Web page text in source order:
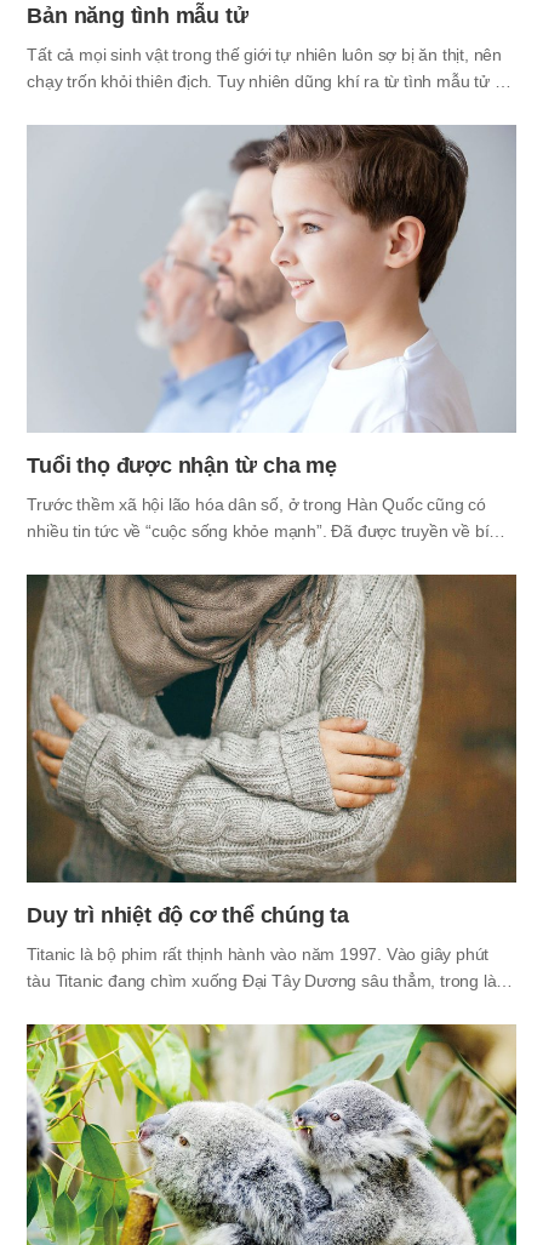
Bản năng tình mẫu tử
Tất cả mọi sinh vật trong thế giới tự nhiên luôn sợ bị ăn thịt, nên
chạy trốn khỏi thiên địch. Tuy nhiên dũng khí ra từ tình mẫu tử đi
hươu cao cổ không chút sợ hãi mà xông tới trước 5 con sư tử bị
bỏ đói, và con sóc đánh liều mạng với con rắn, là để bảo vệ con
nhỏ của chúng. Trong biển có việc cá mập công kích cá heo con,
nên cá heo mẹ đâm chết cá mập. Sự đấu tranh sinh tử của mẹ
để bảo vệ con trong thế giới hoang dã tàn nhẫn thật là tuyệt…
Tuổi thọ được nhận từ cha mẹ
Trước thềm xã hội lão hóa dân số, ở trong Hàn Quốc cũng có
nhiều tin tức về “cuộc sống khỏe mạnh”. Đã được truyền về bí
nên được ghi tên vào sách kỷ lục Guinness, và được giới thiệu
một cách chi tiết về các ngôi làng trường thọ khắp thế giới và thói
quen sinh hoạt của người dân các ngôi làng đó. Mấy ngày trước,
nội dung về một con chó lâu đời nhất Nhật Bản đã chết lúc 26
tuổi trở thành đề tài nóng được đăng lên báo nước ngoài. Lý do
mà câu chuyện ai đó đã sống lâu hơn so…
Duy trì nhiệt độ cơ thể chúng ta
Titanic là bộ phim rất thịnh hành vào năm 1997. Vào giây phút
tàu Titanic đang chìm xuống Đại Tây Dương sâu thẳm, trong làn
mới nâng được Rose lên một mảnh vỡ của con tàu đang nổi trên
nước. Cuối cùng, anh trở nên lạnh như băng và chìm xuống biển.
Nhiều người đã rất tiếc nuối trước cảnh chia tay cuối cùng giữa
Jack và Rose, và bây giờ cảnh ấy vẫn được coi là một trong
những cảnh phim hay nhất. Bộ phim “Titanic” được làm ra dựa
trên câu chuyện có thật. Vào ngày 10 tháng 4 năm 1912, tàu
Titanic - con…